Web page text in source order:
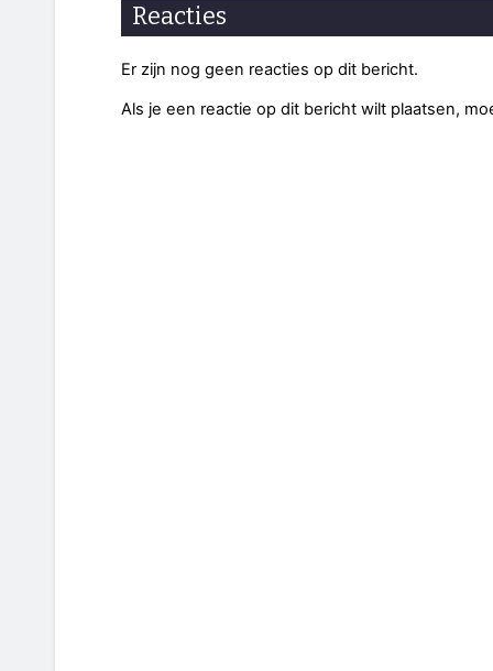
Reacties
Er zijn nog geen reacties op dit bericht.
Als je een reactie op dit bericht wilt plaatsen,